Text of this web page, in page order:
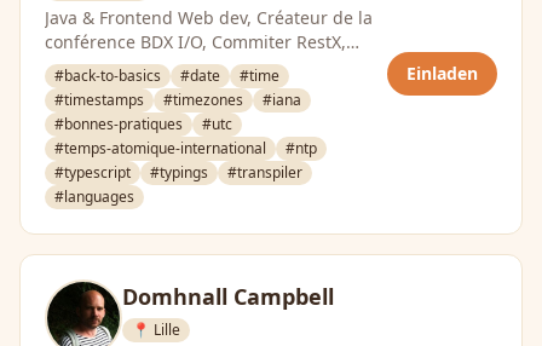
Java & Frontend Web dev, Créateur de la
conférence BDX I/O, Commiter RestX,
travaille pour 4SH France
#back-to-basics #date
#time
#timestamps
#timezones
#iana
#bonnes-pratiques
#utc
#temps-atomique-international
#ntp
#typescript
#typings
#transpiler
#languages
Einladen
Domhnall Campbell
📍 Lille